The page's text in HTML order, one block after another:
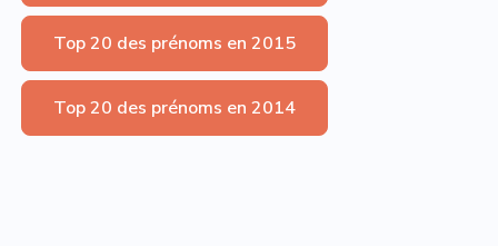
Top 20 des prénoms en 2015
Top 20 des prénoms en 2014